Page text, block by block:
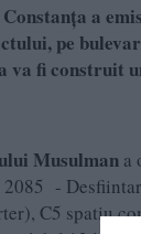
a
pe
va fi construit
Musulman a
2085 -
C5 spatiu